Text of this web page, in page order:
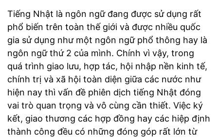
Tiếng Nhật là ngôn ngữ đang được sử dụng rất
phổ biến trên toàn thế giới và được nhiều quốc
gia sử dụng như một ngôn ngữ phổ thông hay là
ngôn ngữ thứ 2 của mình. Chính vì vậy, trong
quá trình giao lưu, hợp tác, hội nhập nền kinh tế,
chính trị và xã hội toàn diện giữa các nước như
hiện nay thì vấn đề phiên dịch tiếng Nhật đóng
vai trò quan trọng và vô cùng cần thiết. Việc ký
kết, giao thương các hợp đồng hay các hiệp định
thành công đều có những đóng góp rất lớn từ